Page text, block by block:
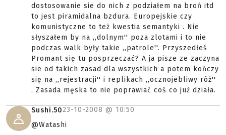
dostosowanie sie do nich z podziałem na broń itd
to jest piramidalna bzdura. Europejskie czy
komunistyczne to też kwestia semantyki . Nie
słyszałem by na ,,dolnym'' poza zlotami i to nie
podczas walk były takie ,,patrole''. Przyszedłeś
Promant się tu posprzeczać? A ja pisze ze zaczyna
sie od takich zasad dla wszystkich a potem kończy
się na ,,rejestracji'' i replikach ,,ocznojebliwy róż''
. Zasada męska to nie poprawiać coś co już działa.
Sushi.5023-10-2008 @ 10:50
@Watashi